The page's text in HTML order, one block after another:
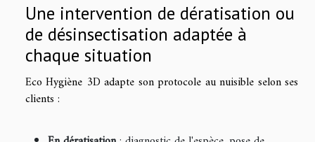
Une intervention de dératisation ou
de désinsectisation adaptée à
chaque situation
Eco Hygiène 3D adapte son protocole au nuisible selon ses
clients :